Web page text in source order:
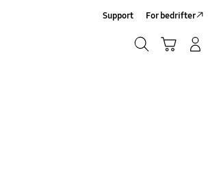
Support For bedrifter